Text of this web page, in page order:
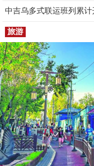
中吉乌多式联运班列累计
旅游